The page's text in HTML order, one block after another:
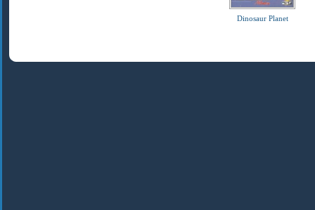
Dinosaur Planet